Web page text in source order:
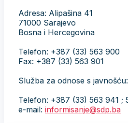
Adresa: Alipašina 41
71000 Sarajevo
Bosna i Hercegovina
Telefon: +387 (33) 563 900
Fax: +387 (33) 563 901
Služba za odnose s javnošću:
Telefon: +387 (33) 563 941 ;
e-mail: informisanje@sdp.ba